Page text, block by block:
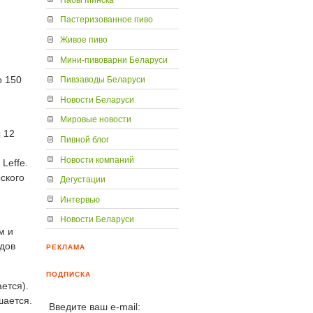
150
12
и
Пастеризованное пиво
Живое пиво
Мини-пивоварни Беларуси
Пивзаводы Беларуси
Новости Беларуси
Мировые новости
Пивной блог
Новости компаний
Дегустации
Интервью
Новости Беларуси
РЕКЛАМА
ПОДПИСКА
Введите ваш e-mail: